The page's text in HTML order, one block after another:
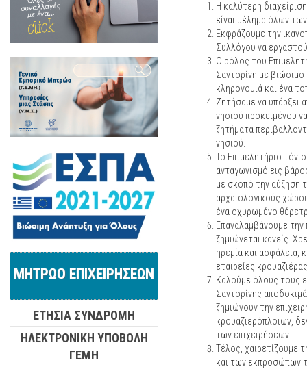
Η καλύτερη
είναι μέλημα όλων
Εκφράζουμε την
Συλλόγου να
Ο ρόλος του
Σαντορίνη με
κληρονομιά και ένα
Ζητήσαμε να υπάρξει
νησιού προκειμένου
ζητήματα
νησιού.
Το Επιμελητήριο
ανταγωνισμό εις
με σκοπό την αύξηση
αρχαιολογικούς
ένα οχυρωμένο
Επαναλαμβάνουμε την
ζημιώνεται κανείς.
ηρεμία και ασφάλεια,
εταιρείες
Καλούμε όλους τους
Σαντορίνης
ζημιώνουν την
κρουαζιερόπλοιων,
των επιχειρήσεων.
Τέλος, χαιρετίζουμε
και των εκπροσώπων
ΜΗΤΡΩΟ ΕΠΙΧΕΙΡΗΣΕΩΝ
ΕΤΗΣΙΑ ΣΥΝΔΡΟΜΗ
ΗΛΕΚΤΡΟΝΙΚΗ ΥΠΟΒΟΛΗ
ΓΕΜΗ